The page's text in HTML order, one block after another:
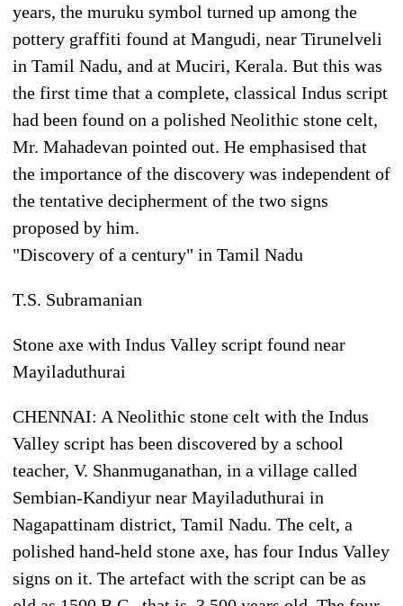
years, the muruku symbol turned up among the
pottery graffiti found at Mangudi, near Tirunelveli
in Tamil Nadu, and at Muciri, Kerala. But this was
the first time that a complete, classical Indus script
had been found on a polished Neolithic stone celt,
Mr. Mahadevan pointed out. He emphasised that
the importance of the discovery was independent of
the tentative decipherment of the two signs
proposed by him.
"Discovery of a century" in Tamil Nadu
T.S. Subramanian
Stone axe with Indus Valley script found near
Mayiladuthurai
CHENNAI: A Neolithic stone celt with the Indus
Valley script has been discovered by a school
teacher, V. Shanmuganathan, in a village called
Sembian-Kandiyur near Mayiladuthurai in
Nagapattinam district, Tamil Nadu. The celt, a
polished hand-held stone axe, has four Indus Valley
signs on it. The artefact with the script can be as